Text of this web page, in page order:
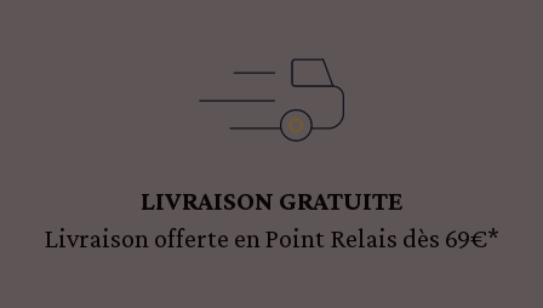
LIVRAISON GRATUITE
Livraison offerte en Point Relais dès 69€*